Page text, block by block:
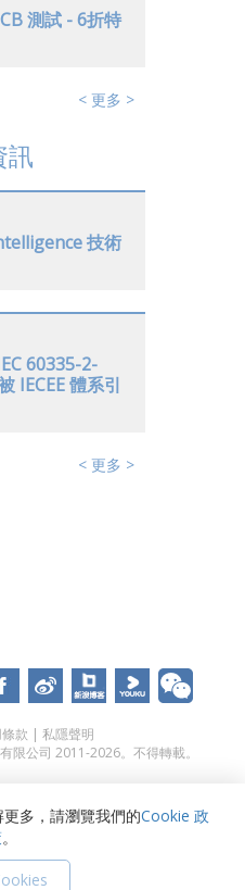
測試 - 6折特
< 更多 >
訊
技術
60335-2-
IECEE 體系引
< 更多 >
款 | 私隱聲明
限公司 2011-2026。不得轉載。
多，請瀏覽我們的Cookie 政
。